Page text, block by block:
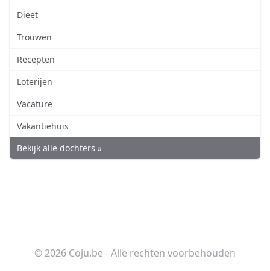
Dieet
Trouwen
Recepten
Loterijen
Vacature
Vakantiehuis
Bekijk alle dochters »
© 2026 Coju.be - Alle rechten voorbehouden